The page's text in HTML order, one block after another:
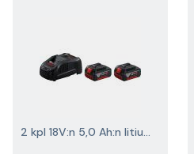
2 kpl 18V:n 5,0 Ah:n litiumioniakkuja